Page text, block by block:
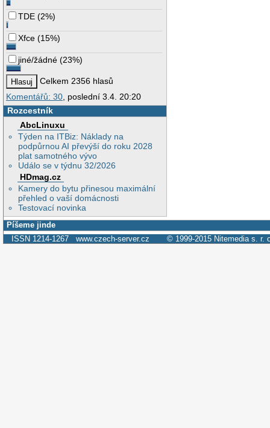
TDE (2%)
Xfce (15%)
jiné/žádné (23%)
Celkem 2356 hlasů
Komentářů: 30 , poslední 3.4. 20:20
Rozcestník
AbcLinuxu
Týden na ITBiz: Náklady na
podpůrnou AI převýší do roku 2028
plat samotného vývo
Událo se v týdnu 32/2026
HDmag.cz
Kamery do bytu přinesou maximální
přehled o vaší domácnosti
Testovací novinka
Píšeme jinde
ISSN 1214-1267 www.czech-server.cz © 1999-2015 Nitemedia s. r.